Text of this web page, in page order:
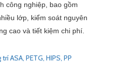
công nghiệp, bao gồm
lớp, kiểm soát nguyên
cao và tiết kiệm chi phí.
ASA, PETG, HIPS, PP